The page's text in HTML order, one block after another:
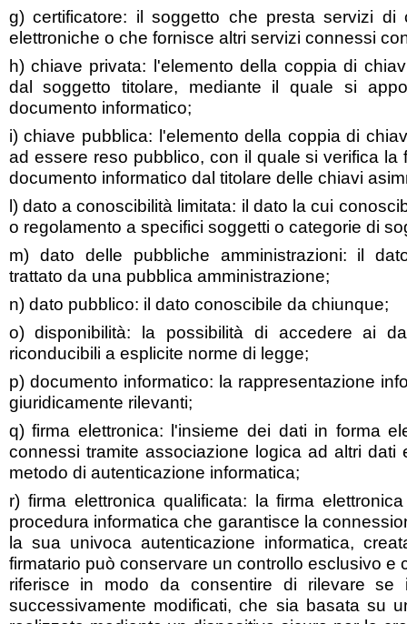
g) certificatore: il soggetto che presta servizi di
elettroniche o che fornisce altri servizi connessi
h) chiave privata: l'elemento della coppia di
dal soggetto titolare, mediante il quale si
documento informatico;
i) chiave pubblica: l'elemento della coppia di
ad essere reso pubblico, con il quale si verifica la
documento informatico dal titolare delle chiavi
l) dato a conoscibilità limitata: il dato la cui
o regolamento a specifici soggetti o categorie di
m) dato delle pubbliche amministrazioni: il
trattato da una pubblica amministrazione;
n) dato pubblico: il dato conoscibile da chiunque;
o) disponibilità: la possibilità di accedere ai
riconducibili a esplicite norme di legge;
p) documento informatico: la rappresentazione
giuridicamente rilevanti;
q) firma elettronica: l'insieme dei dati in forma
connessi tramite associazione logica ad altri dati
metodo di autenticazione informatica;
r) firma elettronica qualificata: la firma
procedura informatica che garantisce la
la sua univoca autenticazione informatica,
firmatario può conservare un controllo esclusivo e
riferisce in modo da consentire di rilevare
successivamente modificati, che sia basata su